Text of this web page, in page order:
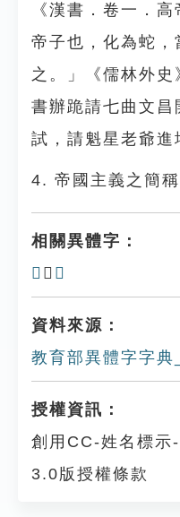
《漢書．卷一．
帝子也，化為蛇
之。」《儒林外史
書辦跪請七曲文昌
試，請魁星老爺進
4. 帝國主義之簡
相關異體字：
𢂇 、 𠫦
資料來源：
教育部異體字字典
授權資訊：
創用CC-姓名標示
3.0版授權條款